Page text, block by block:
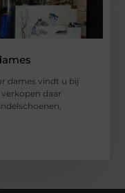
dames vindt u bij
daar